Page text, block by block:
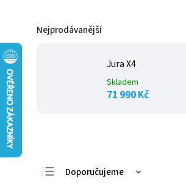
Nejprodávanější
Jura X4
Skladem
71 990 Kč
Doporučujeme